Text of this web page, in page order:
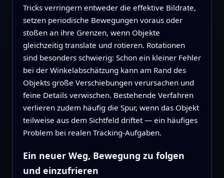
Tricks verringern entweder die effektive Bildrate,
setzen periodische Bewegungen voraus oder
stoßen an ihre Grenzen, wenn Objekte
gleichzeitig translate und rotieren. Rotationen
sind besonders schwierig: Schon ein kleiner Fehler
bei der Winkelabschätzung kann am Rand des
Objekts große Verschiebungen verursachen und
feine Details verwischen. Bestehende Verfahren
verlieren zudem häufig die Spur, wenn das Objekt
teilweise aus dem Sichtfeld driftet — ein häufiges
Problem bei realen Tracking‑Aufgaben.
Ein neuer Weg, Bewegung zu folgen
und einzufrieren